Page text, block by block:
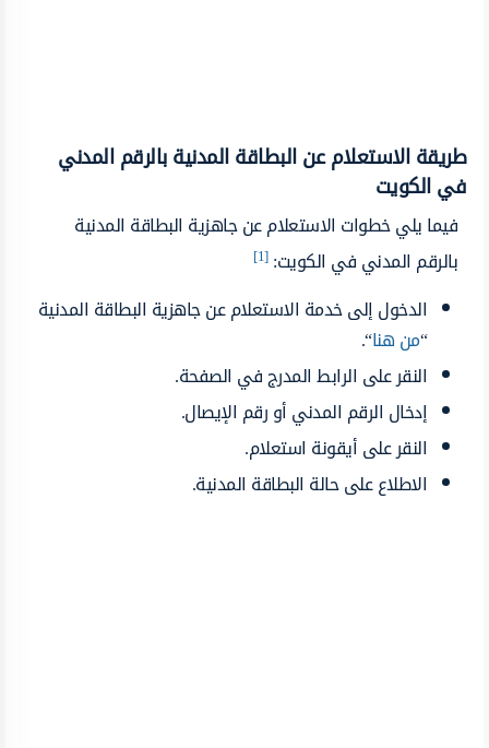
طريقة الاستعلام عن البطاقة المدنية بالرقم المدني
في الكويت
فيما يلي خطوات الاستعلام عن جاهزية البطاقة المدنية
بالرقم المدني في الكويت:[1]
الدخول إلى خدمة الاستعلام عن جاهزية البطاقة المدنية
“من هنا“.
النقر على الرابط المدرج في الصفحة.
إدخال الرقم المدني أو رقم الإيصال.
النقر على أيقونة استعلام.
الاطلاع على حالة البطاقة المدنية.